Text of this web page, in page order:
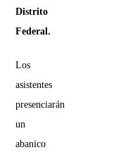
Distrito
Federal.
Los
asistentes
presenciarán
un
abanico